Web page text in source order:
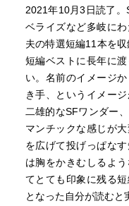
とを証明するノスタル
編者であり解説を務
た。日本SF冬の時代
ってしまった中井紀
代最もSFを愛した作
時代を超え愛される
わった一冊でした。
2021年10月3日読了
ベライズなど多岐に
夫の特選短編11本を
短編ベストに長年に
い。名前のイメージ
き手、というイメー
二雄的なSFワンダー
マンチックな感じが
を広げて投げっぱな
は胸をかきむしるよ
てとても印象に残る
となった自分が読むと